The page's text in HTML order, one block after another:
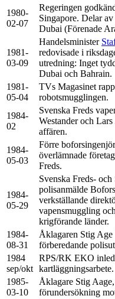
1980-
02-07
Regeringen
Singapore. Delar
Dubai (Förenade
1981-
03-09
Handelsminister
redovisade i
utredning: Inget
Dubai och Bahrain.
1981-
05-04
TVs Magasinet
robotsmugglingen.
1984-
02
Svenska Freds
Westander och
affären.
1984-
05-03
Förre
överlämnade
Freds.
1984-
05-29
Svenska Freds-
polisanmälde
verkställande
vapensmuggling
krigförande länder.
1984-
08-31
Åklagaren Stig Age
förberedande
1984
sep/okt
RPS/RK EKO
kartläggningsarbete.
1985-
03-10
Åklagare Stig
förundersökning